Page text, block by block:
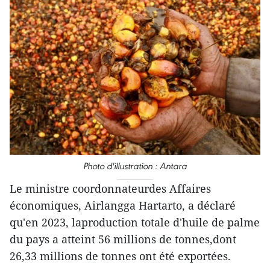
Photo d'illustration : Antara
Le ministre coordonnateurdes Affaires
économiques, Airlangga Hartarto, a déclaré
qu'en 2023, laproduction totale d'huile de palme
du pays a atteint 56 millions de tonnes,dont
26,33 millions de tonnes ont été exportées.